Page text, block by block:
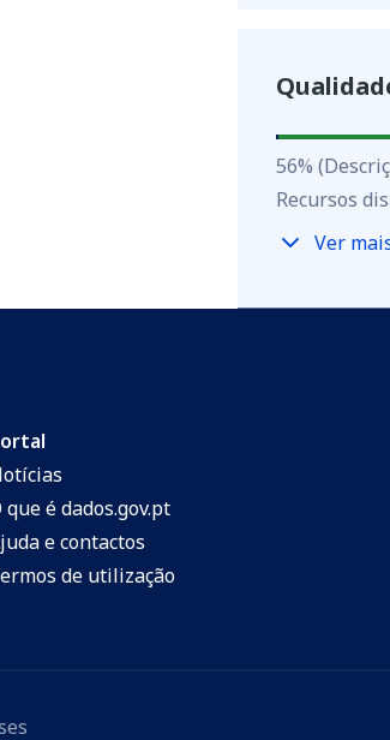
56%
56%
Recursos
Ver
que é dados.gov.pt
e contactos
de utilização